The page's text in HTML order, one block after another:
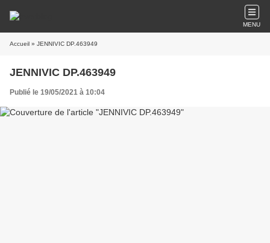
MENU
Accueil » JENNIVIC DP.463949
JENNIVIC DP.463949
Publié le 19/05/2021 à 10:04